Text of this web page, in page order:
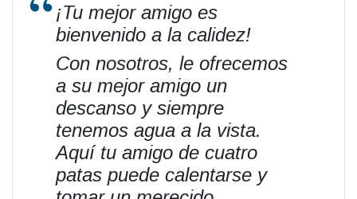
¡Tu mejor amigo es
bienvenido a la calidez!
Con nosotros, le ofrecemos
a su mejor amigo un
descanso y siempre
tenemos agua a la vista.
Aquí tu amigo de cuatro
patas puede calentarse y